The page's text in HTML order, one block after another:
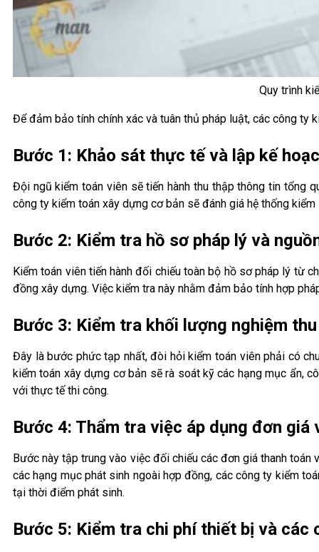
Quy trình
Để đảm bảo tính chính xác và tuân thủ pháp luật, các công ty
Bước 1: Khảo sát thực tế và lập kế
Đội ngũ kiểm toán viên sẽ tiến hành thu thập thông tin tổng
công ty kiểm toán xây dựng cơ bản sẽ đánh giá hệ thống
Bước 2: Kiểm tra hồ sơ pháp lý và
Kiểm toán viên tiến hành đối chiếu toàn bộ hồ sơ pháp lý từ
đồng xây dựng. Việc kiểm tra này nhằm đảm bảo tính hợp
Bước 3: Kiểm tra khối lượng nghiệm
Đây là bước phức tạp nhất, đòi hỏi kiểm toán viên phải có
kiểm toán xây dựng cơ bản sẽ rà soát kỹ các hạng mục ẩn,
với thực tế thi công.
Bước 4: Thẩm tra việc áp dụng đơn giá
Bước này tập trung vào việc đối chiếu các đơn giá thanh
các hạng mục phát sinh ngoài hợp đồng, các công ty kiểm
tại thời điểm phát sinh.
Bước 5: Kiểm tra chi phí thiết bị và các